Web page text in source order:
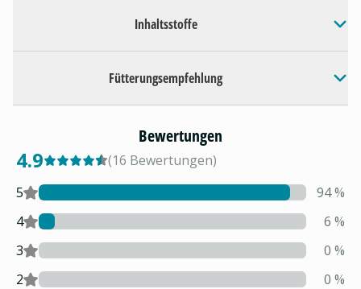
Inhaltsstoffe
Fütterungsempfehlung
Bewertungen
4.9 (16 Bewertungen)
5
94%
4
6 %
3
0 %
2
0 %